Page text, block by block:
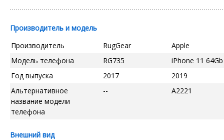
Производитель и модель
Производитель
RugGear
Apple
Модель телефона
RG735
iPhone 11 64Gb
Год выпуска
2017
2019
Альтернативное
название модели
телефона
-- A2221
Внешний вид